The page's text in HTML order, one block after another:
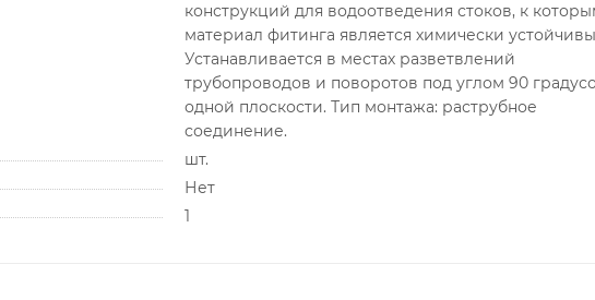
конструкций для водоотведения стоков, к
материал фитинга является химически
Устанавливается в местах разветвлений
трубопроводов и поворотов под углом 90
одной плоскости. Тип монтажа: раструбное
соединение.
шт.
Нет
1